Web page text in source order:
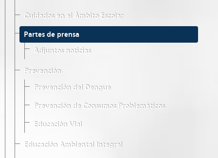
Cuidados en el Ámbito Escolar
Partes de prensa
Adjuntos noticias
Prevención
Prevención del Dengue
Prevención de Consumos Problemáticos
Educación Vial
Educación Ambiental Integral